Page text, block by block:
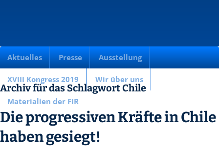
Aktuelles Presse Ausstellung
XVIII Kongress 2019 Wir über uns
Materialien der FIR
Archiv für das Schlagwort Chile
Die progressiven Kräfte in Chile
haben gesiegt!